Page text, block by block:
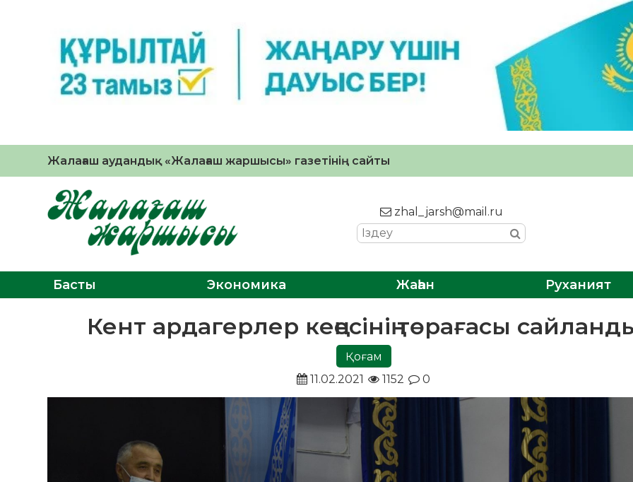
Жалағаш аудандық «Жалағаш жаршысы» газетінің сайты
zhal_jarsh@mail.ru
Басты Экономика Жаһан Руханият
Кент ардагерлер кеңесінің төрағасы
Қоғам
11.02.2021
1152 0